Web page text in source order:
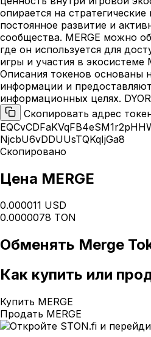
опирается на стратегические
постоянное развитие и
сообщества. MERGE можно
где он используется для
игры и участия в экосистеме
Описания токенов основаны
информации и
информационных целях.
Скопировать адрес
NjcbU6vDDUUsTQKqIjGa8
Скопировано
Цена MERGE
0.000011 USD
0.0000078 TON
Обменять Merge
Как купить или
Купить MERGE
Продать MERGE